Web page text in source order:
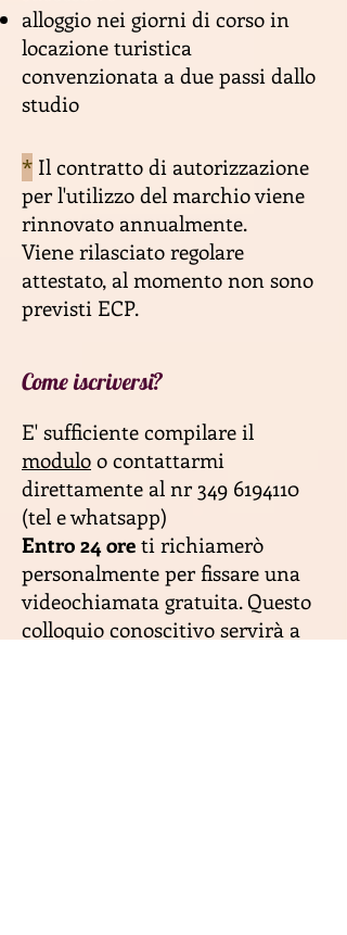
alloggio nei giorni di corso in
locazione turistica
convenzionata a due passi dallo
studio
* Il contratto di autorizzazione
per l'utilizzo del marchio viene
rinnovato annualmente.
Viene rilasciato regolare
attestato, al momento non sono
previsti ECP.
Come iscriversi?
E' sufficiente compilare il
modulo o contattarmi
direttamente al nr349 6194110
(tel e whatsapp)
Entro 24 ore ti richiamerò
personalmente per fissare una
videochiamata gratuita. Questo
colloquio conoscitivo servirà a